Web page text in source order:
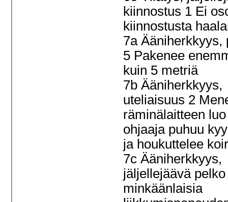
kiinnostus 1 Ei
kiinnostusta
7a Ääniherkkyys,
5 Pakenee
kuin 5 metriä
7b Ääniherkkyys,
uteliaisuus 2
räminälaitteen
ohjaaja puhuu
ja houkuttelee
7c Ääniherkkyys,
jäljellejäävä
minkäänlaisia